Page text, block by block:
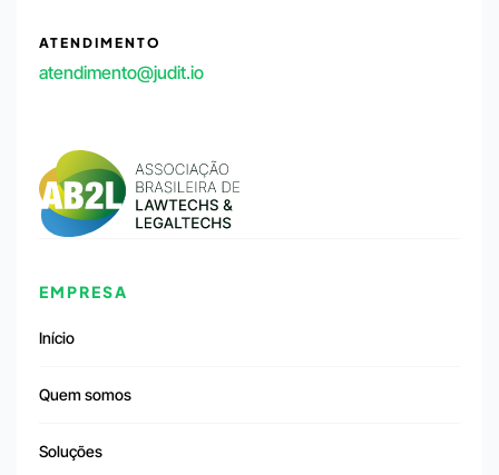
ATENDIMENTO
atendimento@judit.io
EMPRESA
Início
Quem somos
Soluções